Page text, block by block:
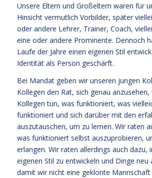
Unsere Eltern und Großeltern waren für
Hinsicht vermutlich Vorbilder, später
oder andere Lehrer, Trainer, Coach,
eine oder andere Prominente. Dennoch
Laufe der Jahre einen eigenen Stil
Identität als Person geschärft.
Bei Mandat geben wir unseren jungen
Kollegen den Rat, sich genau
Kollegen tun, was funktioniert, was
funktioniert und sich darüber mit den
auszutauschen, um zu lernen. Wir raten
was funktioniert selbst auszuprobieren,
erlangen. Wir raten allerdings auch dazu,
eigenen Stil zu entwickeln und Dinge neu
damit wir nicht eine geklonte Mannschaft